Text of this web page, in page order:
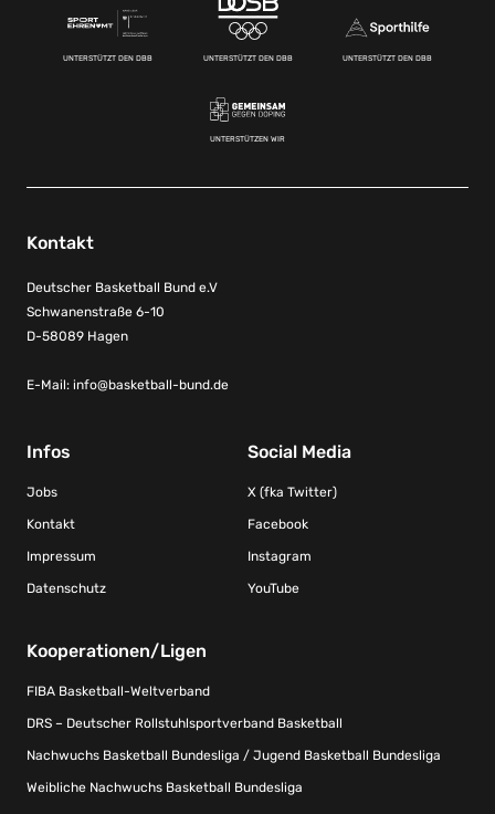
UNTERSTÜTZT DEN DBB UNTERSTÜTZT DEN DBB UNTERSTÜTZT DEN DBB
UNTERSTÜTZEN WIR
Kontakt
Deutscher Basketball Bund e.V
Schwanenstraße 6-10
D-58089 Hagen
E-Mail: info@basketball-bund.de
Infos
Jobs
Kontakt
Impressum
Datenschutz
Social Media
X (fka Twitter)
Facebook
Instagram
YouTube
Kooperationen/Ligen
FIBA Basketball-Weltverband
DRS – Deutscher Rollstuhlsportverband Basketball
Nachwuchs Basketball Bundesliga / Jugend Basketball Bundesliga
Weibliche Nachwuchs Basketball Bundesliga